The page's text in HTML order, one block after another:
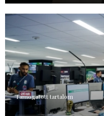
Támogatott tartalom